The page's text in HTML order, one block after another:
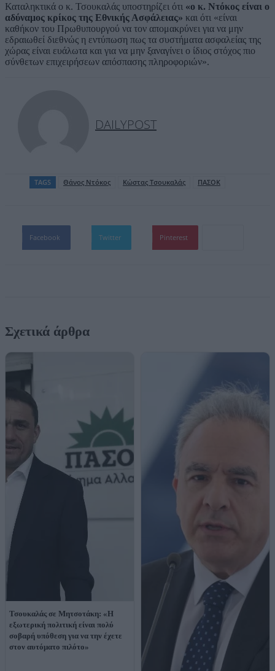
Καταληκτικά ο κ. Τσουκαλάς υποστηρίζει ότι «ο κ. Ντόκος είναι ο
αδύναμος κρίκος της Εθνικής Ασφάλειας» και ότι «είναι
καθήκον του Πρωθυπουργού να τον απομακρύνει για να μην
εδραιωθεί διεθνώς η εντύπωση πως τα συστήματα ασφαλείας της
χώρας είναι ευάλωτα και για να μην ξαναγίνει ο ίδιος στόχος πιο
σύνθετων επιχειρήσεων απόσπασης πληροφοριών».
DAILYPOST
TAGS Θάνος Ντόκος Κώστας Τσουκαλάς ΠΑΣΟΚ
Facebook Twitter Pinterest
Σχετικά άρθρα
Τσουκαλάς σε Μητσοτάκη: «Η
εξωτερική πολιτική είναι πολύ
σοβαρή υπόθεση για να την έχετε
στον αυτόματο πιλότο»